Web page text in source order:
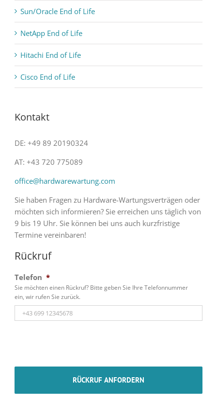
Sun/Oracle End of Life
NetApp End of Life
Hitachi End of Life
Cisco End of Life
Kontakt
DE: +49 89 20190324
AT: +43 720 775089
office@hardwarewartung.com
Sie haben Fragen zu Hardware-Wartungsverträgen oder
möchten sich informieren? Sie erreichen uns täglich von
9 bis 19 Uhr. Sie können bei uns auch kurzfristige
Termine vereinbaren!
Rückruf
Telefon *
Sie möchten einen Rückruf? Bitte geben Sie Ihre Telefonnummer
ein, wir rufen Sie zurück.